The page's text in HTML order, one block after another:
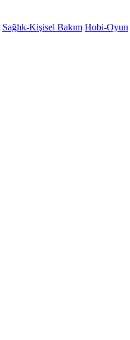
Sağlık-Kişisel Bakım Hobi-Oyun